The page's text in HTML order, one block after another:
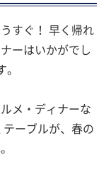
すぐ！ 早く帰れ
ーはいかがでし
メ・ディナーな
テーブルが、春の